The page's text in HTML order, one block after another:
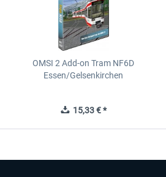
OMSI 2 Add-on Tram NF6D
Essen/Gelsenkirchen
15,33 € *